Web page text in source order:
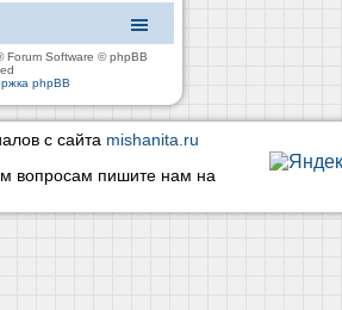
Forum Software © phpBB
phpBB
с сайта mishanita.ru
вопросам пишите нам на